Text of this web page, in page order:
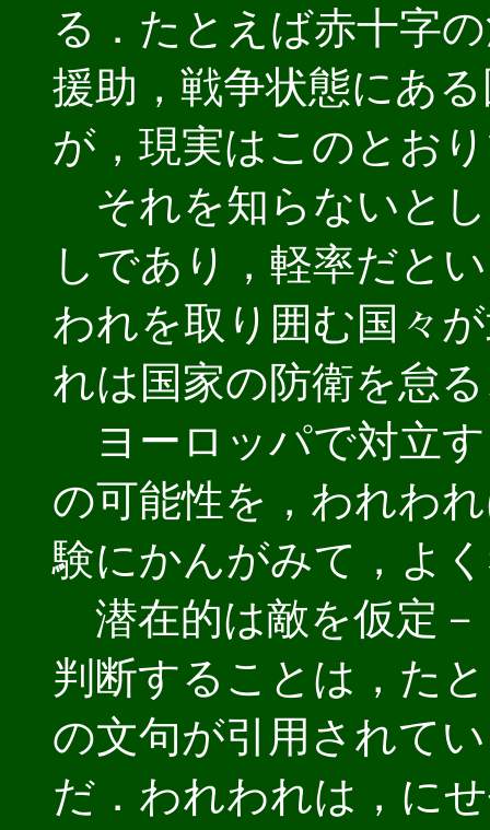
る．たとえば赤十字
援助，戦争状態にあ
が，現実はこのとお
それを知らないと
しであり，軽率だと
われを取り囲む国々
れは国家の防衛を怠
ヨーロッパで対立
の可能性を，われわ
験にかんがみて，よ
潜在的は敵を仮定
判断することは，た
の文句が引用されて
だ．われわれは，に